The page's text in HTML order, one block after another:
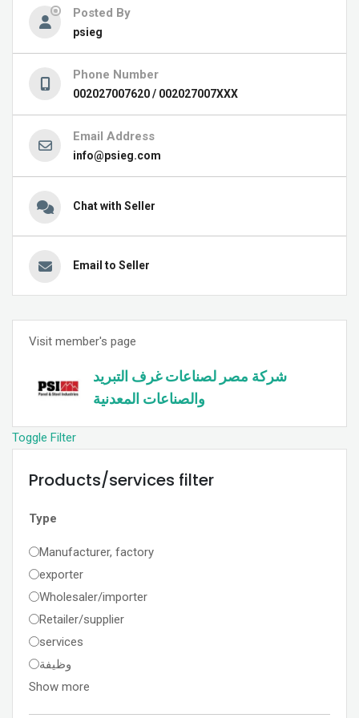
Posted By
psieg
Phone Number
002027007620 / 002027007XXX
Email Address
info@psieg.com
Chat with Seller
Email to Seller
Visit member's page
شركة مصر لصناعات غرف التبريد
والصناعات المعدنية
Toggle Filter
Products/services filter
Type
Manufacturer, factory
exporter
Wholesaler/importer
Retailer/supplier
services
وظيفة
Show more